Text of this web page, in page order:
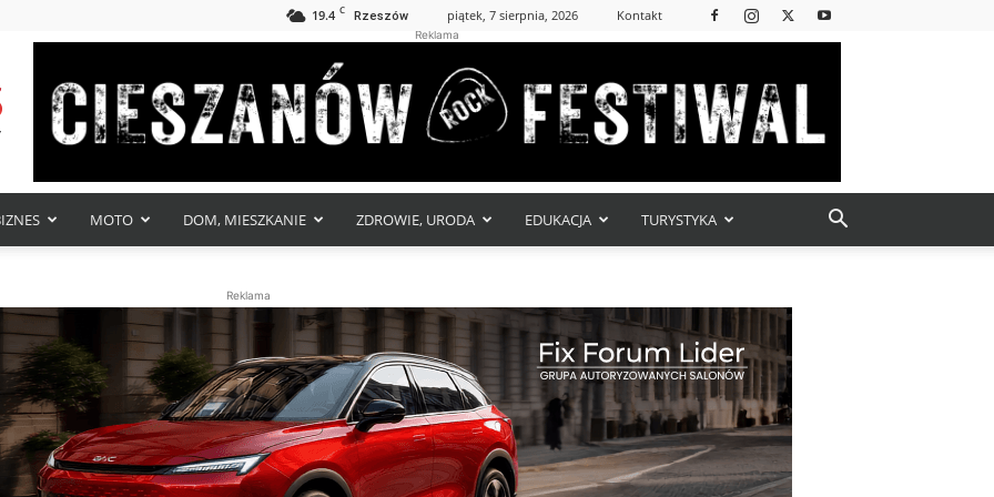
19.4 C Rzeszów piątek, 7 sierpnia, 2026 Kontakt
Reklama
MOTO DOM, MIESZKANIE ZDROWIE, URODA EDUKACJA TURYSTYKA
Reklama